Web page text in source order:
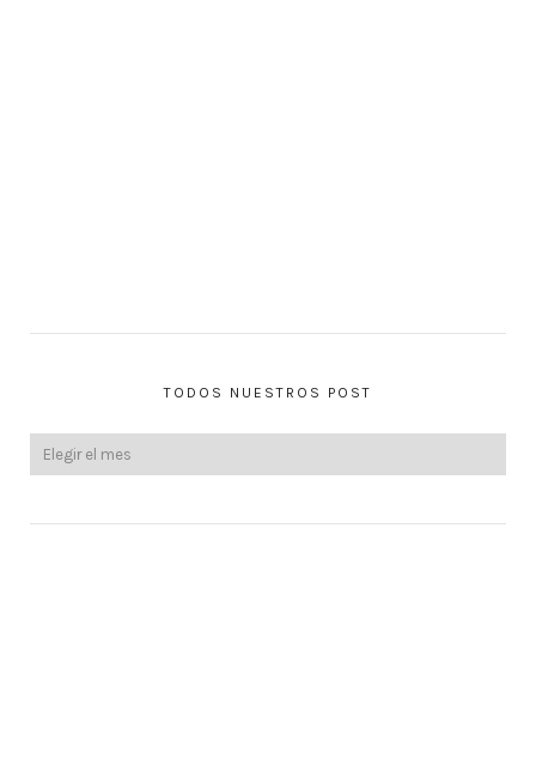
TODOS NUESTROS POST